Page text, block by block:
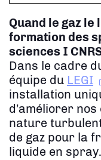
Quand le gaz
formation des
sciences I
Dans le cadre
équipe du LEGI
installation
d’améliorer
nature
de gaz pour la
liquide en spray.